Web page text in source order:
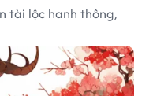
tài lộc hanh thông,